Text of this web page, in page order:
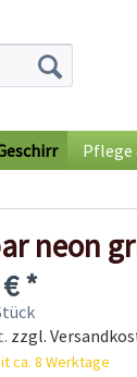
Pflege
neon
*
zzgl.
ca. 8 Werktage